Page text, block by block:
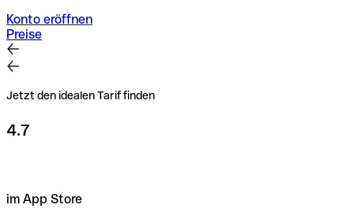
Konto eröffnen
Preise
Jetzt den idealen Tarif finden
4.7
im App Store